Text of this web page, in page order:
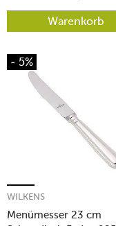
Warenkorb
- 5%
Menümesser 23 cm
WILKENS